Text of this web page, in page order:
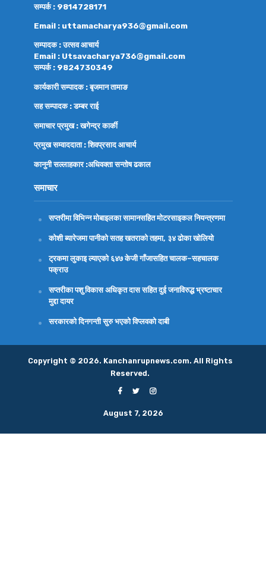
सम्पर्क : 9814728171
Email : uttamacharya936@gmail.com
सम्पादक : उत्सव आचार्य
Email : Utsavacharya736@gmail.com
सम्पर्क : 9824730349
कार्यकारी सम्पादक : बृजमान तामाङ
सह सम्पादक : डम्बर राई
समाचार प्रमुख : खगेन्द्र कार्की
प्रमुख सम्वाददाता : शिवप्रसाद आचार्य
कानुनी सल्लाहकार :अधिवक्तासन्तोष ढकाल
समाचार
सप्तरीमा विभिन्न मोबाइलका सामानसहित मोटरसाइकल नियन्त्रणमा
कोशी ब्यारेजमा पानीको सतह खतराको तहमा, ३४ ढोका खोलियो
ट्रकमा लुकाइ ल्याएको ६४७ केजी गाँजासहित चालक–सहचालक
पक्राउ
सप्तरीका पशु विकास अधिकृत दास सहित दुई जनाविरुद्ध भ्रष्टाचार
मुद्दा दायर
सरकारको दिनगन्ती सुरु भएको विप्लवको दाबी
Copyright © 2026. Kanchanrupnews.com. All Rights
Reserved.
August 7, 2026